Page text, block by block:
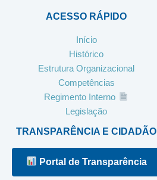
ACESSO RÁPIDO
Início
Histórico
Estrutura Organizacional
Competências
Regimento Interno
Legislação
TRANSPARÊNCIA E CIDADÃO
Portal de Transparência